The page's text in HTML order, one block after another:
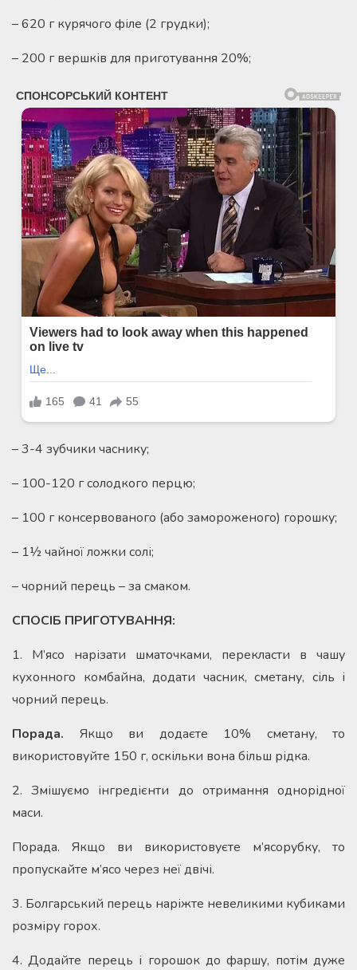
– 620 г курячого філе (2 грудки);
– 200 г вершків для приготування 20%;
– 3-4 зубчики часнику;
– 100-120 г солодкого перцю;
– 100 г консервованого (або замороженого) горошку;
– 1½ чайної ложки солі;
– чорний перець – за смаком.
СПОСІБ ПРИГОТУВАННЯ:
1. М’ясо нарізати шматочками, перекласти в чашу
кухонного комбайна, додати часник, сметану, сіль і
чорний перець.
Порада. Якщо ви додаєте 10% сметану, то
використовуйте 150 г, оскільки вона більш рідка.
2. Змішуємо інгредієнти до отримання однорідної
маси.
Порада. Якщо ви використовуєте м’ясорубку, то
пропускайте м’ясо через неї двічі.
3. Болгарський перець наріжте невеликими кубиками
розміру горох.
4. Додайте перець і горошок до фаршу, потім дуже